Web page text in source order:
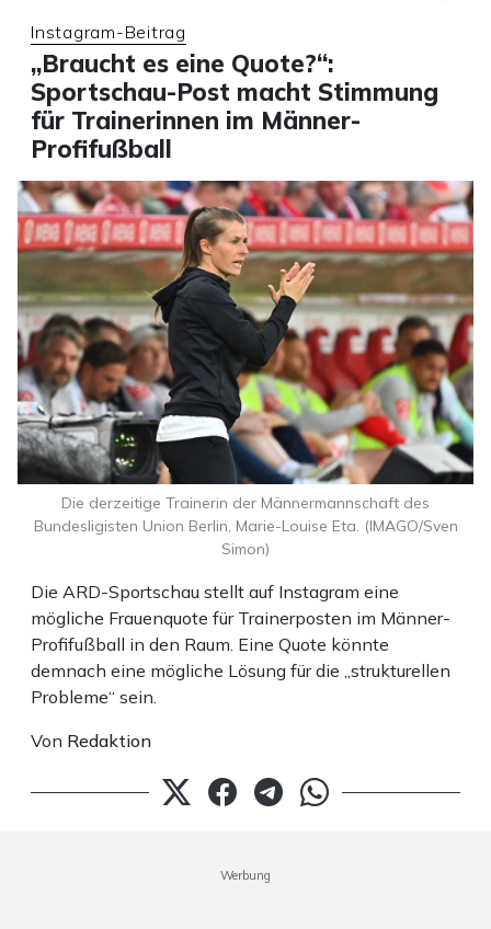
Instagram-Beitrag
„Braucht es eine Quote?“:
Sportschau-Post macht Stimmung
für Trainerinnen im Männer-
Profifußball
Die ARD-Sportschau stellt auf Instagram eine
mögliche Frauenquote für Trainerposten im Männer-
Profifußball in den Raum. Eine Quote könnte
demnach eine mögliche Lösung für die „strukturellen
Probleme“ sein.
Von Redaktion
Die derzeitige Trainerin der Männermannschaft des
Bundesligisten Union Berlin, Marie-Louise Eta. (IMAGO/Sven
Simon)
Werbung